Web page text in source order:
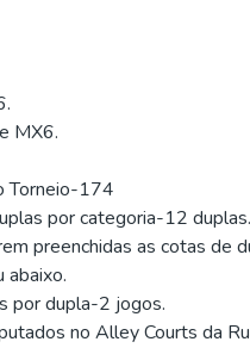
MX6.
Torneio-174
por categoria-12 duplas.
preenchidas as cotas de
abaixo.
por dupla-2 jogos.
no Alley Courts da